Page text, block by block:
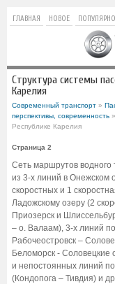
ГЛАВНАЯ НОВОЕ
Структура системы
Карелия
Современный транспорт »
перспективы, современность
Республике Карелия
Страница 2
Сеть маршрутов водного
из 3-х линий в Онежском
скоростных и 1
Ладожскому озеру (2
Приозерск и
– о. Валаам), 3-х линий
Рабочеостровск –
Беломорск - Соловецкие
и непостоянных линий
(Кондопога – Тивдия) и